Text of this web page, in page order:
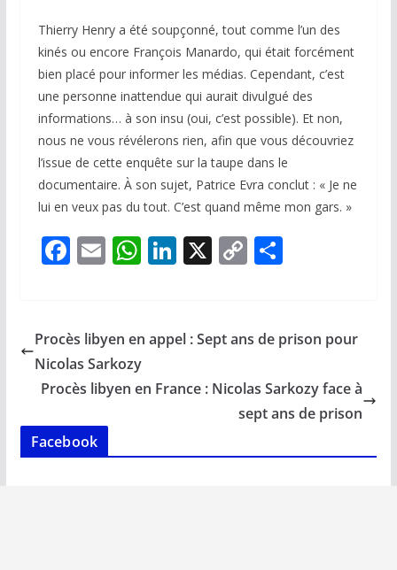
Thierry Henry a été soupçonné, tout comme l’un des
kinés ou encore François Manardo, qui était forcément
bien placé pour informer les médias. Cependant, c’est
une personne inattendue qui aurait divulgué des
informations… à son insu (oui, c’est possible). Et non,
nous ne vous révélerons rien, afin que vous découvriez
l’issue de cette enquête sur la taupe dans le
documentaire. À son sujet, Patrice Evra conclut : « Je ne
lui en veux pas du tout. C’est quand même mon gars. »
F
b
o
o
k
E
l
W
s
A
p
Li
e
n
X C
y
n
k
P
g
Procès libyen en appel : Sept ans de prison pour
Nicolas Sarkozy
Procès libyen en France : Nicolas Sarkozy face à
sept ans de prison
Facebook